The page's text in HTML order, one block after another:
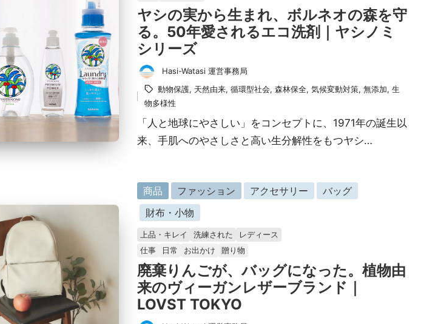
済
み
ヤシの実から生まれ、ボルネオの森を守
る。50年愛されるエコ洗剤｜ヤシノミ
シリーズ
投
稿
Hasi-Watasi 運営事務局
タ
グ：動物保護, 天然由来, 循環型社会, 森林保全, 気候変動対策, 無添加, 生
物多様性
「人と地球にやさしい」をコンセプトに、1971年の誕生以
来、手肌へのやさしさと高い生分解性をもつヤシ…
に
掲
載
済
み
商品 ファッション アクセサリー
バッグ
財布・小物
上品・キレイ 洗練された
レディース
仕事
日常 お出かけ 贈り物
廃棄りんごが、バッグになった。植物由
来のヴィーガンレザーブランド｜
LOVST TOKYO